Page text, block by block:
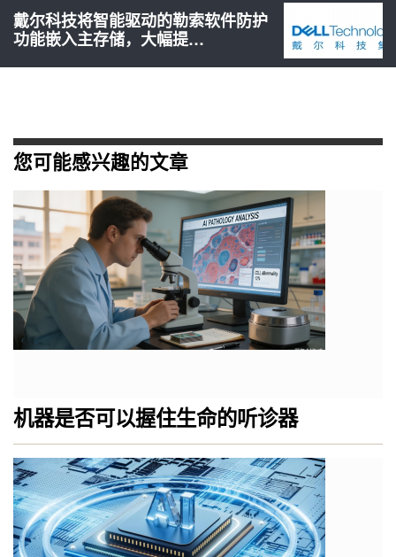
戴尔科技将智能驱动的勒索软件防护
功能嵌入主存储，大幅提…
您可能感兴趣的文章
机器是否可以握住生命的听诊器